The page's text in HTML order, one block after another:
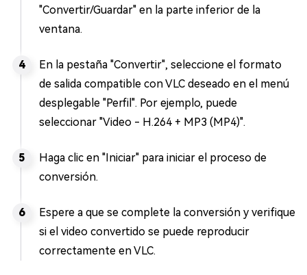
"Convertir/Guardar" en la parte inferior de la
ventana.
En la pestaña "Convertir", seleccione el formato
de salida compatible con VLC deseado en el menú
desplegable "Perfil". Por ejemplo, puede
seleccionar "Video - H.264 + MP3 (MP4)".
Haga clic en "Iniciar" para iniciar el proceso de
conversión.
Espere a que se complete la conversión y verifique
si el video convertido se puede reproducir
correctamente en VLC.